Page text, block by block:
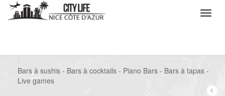
Bars à sushis - Bars à cocktails - Piano Bars - Bars à tapas -
Live games